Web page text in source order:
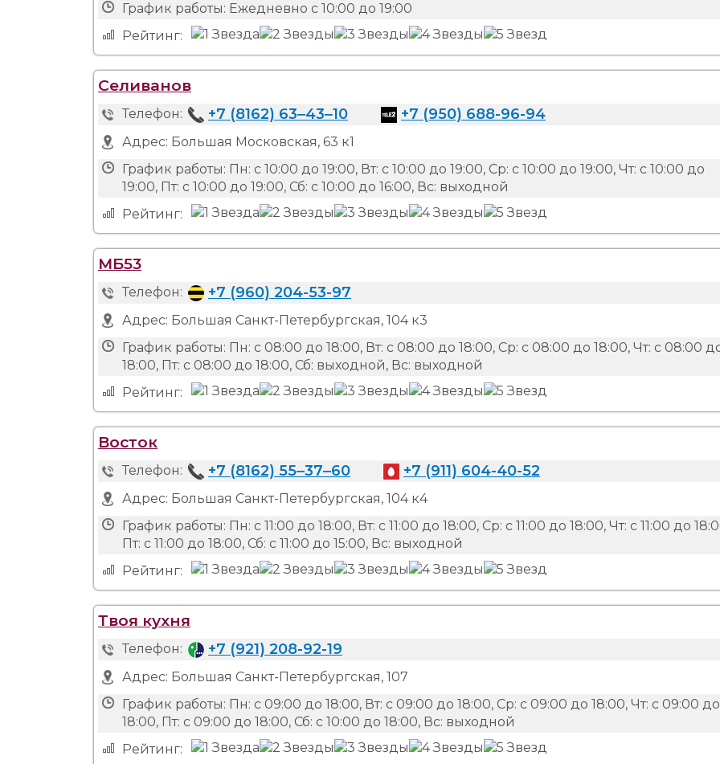
График работы: Ежедневно с 10:00 до 19:00
Рейтинг:
Селиванов
Телефон: +7 (8162) 63‒43‒10 +7 (950) 688-96-94
Адрес: Большая Московская, 63 к1
График работы: Пн: с 10:00 до 19:00, Вт: с 10:00 до 19:00, Ср: с 10:00 до 19:00, Чт: с 10:00 до
19:00, Пт: с 10:00 до 19:00, Сб: с 10:00 до 16:00, Вс: выходной
Рейтинг:
МБ53
Телефон: +7 (960) 204-53-97
Адрес: Большая Санкт-Петербургская, 104 к3
График работы: Пн: с 08:00 до 18:00, Вт: с 08:00 до 18:00, Ср: с 08:00 до 18:00, Чт: с 08:00
18:00, Пт: с 08:00 до 18:00, Сб: выходной, Вс: выходной
Рейтинг:
Восток
Телефон: +7 (8162) 55‒37‒60 +7 (911) 604-40-52
Адрес: Большая Санкт-Петербургская, 104 к4
График работы: Пн: с 11:00 до 18:00, Вт: с 11:00 до 18:00, Ср: с 11:00 до 18:00, Чт: с 11:00 до
Пт: с 11:00 до 18:00, Сб: с 11:00 до 15:00, Вс: выходной
Рейтинг:
Твоя кухня
Телефон: +7 (921) 208-92-19
Адрес: Большая Санкт-Петербургская, 107
График работы: Пн: с 09:00 до 18:00, Вт: с 09:00 до 18:00, Ср: с 09:00 до 18:00, Чт: с 09:00 до
18:00, Пт: с 09:00 до 18:00, Сб: с 10:00 до 18:00, Вс: выходной
Рейтинг: